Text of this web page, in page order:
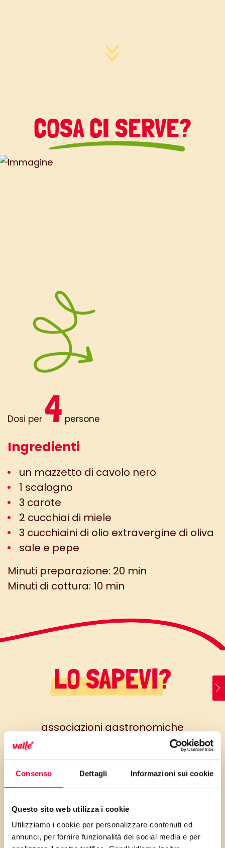
Consenso Dettagli Informazioni sui cookie
Questo sito web utilizza i cookie
Utilizziamo i cookie per personalizzare contenuti ed
annunci, per fornire funzionalità dei social media e per
COSA CI SERVE?
Dosi per 4 persone
Ingredienti
un mazzetto di cavolo nero
1 scalogno
3 carote
2 cucchiai di miele
3 cucchiaini di olio extravergine di oliva
sale e pepe
Minuti preparazione: 20 min
Minuti di cottura: 10 min
LO SAPEVI?
associazioni gastronomiche
fuori dal comune in un contorno
pronto a stupirvi per la sua
originalità
ricca di gluosinolati ed
isotiocianati, composti che
probabilmente esercitano